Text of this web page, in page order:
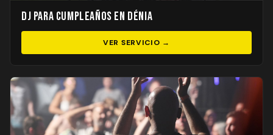
DJ para Cumpleaños en Dénia
VER SERVICIO →